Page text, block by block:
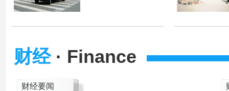
财经· Finance
财经要闻